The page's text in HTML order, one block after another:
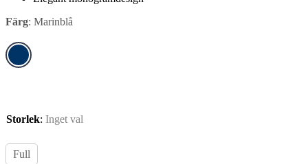
Färg: Marinblå
Storlek: Inget val
Full